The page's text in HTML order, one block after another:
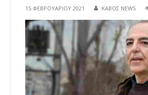
15 ΦΕΒΡΟΥΑΡΊΟΥ 2021 ΚΑΒΟΣ NEWS